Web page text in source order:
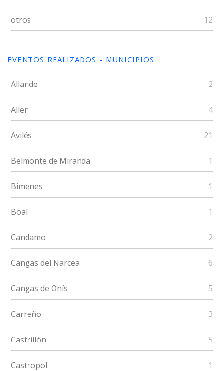
otros 12
EVENTOS REALIZADOS - MUNICIPIOS
Allande 2
Aller 4
Avilés 21
Belmonte de Miranda 1
Bimenes 1
Boal 1
Candamo 2
Cangas del Narcea 6
Cangas de Onís 5
Carreño 3
Castrillón 5
Castropol 1